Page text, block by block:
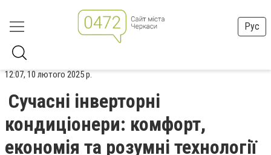
Рус
12:07, 10 лютого 2025 р.
Сучасні інверторні
кондиціонери: комфорт,
економія та розумні технології